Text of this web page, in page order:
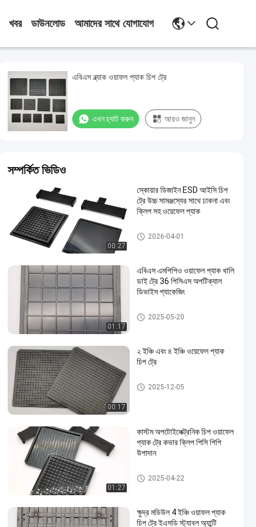
খবর ডাউনলোড আমাদের সাথে যোগাযোগ
এবিএস ব্ল্যাক ওয়াফল প্যাক চিপ ট্রে
এখন চ্যাট করুন আরও জানুন
সম্পর্কিত ভিডিও
00:27
স্কোয়ার ডিজাইন ESD আইসি চিপ
ট্রে উচ্চ সামঞ্জস্যের সাথে ঢাকনা এবং
ক্লিপ সহ ওয়েফেল প্যাক
আইসি চিপ ট্রে
2026-04-01
01:17
এবিএস এমপিপিও ওয়াফেল প্যাক খালি
ডাই ট্রে 36 পিসিএস অপটিক্যাল
ডিভাইস প্যাকেজিং
ওয়াফল প্যাক চিপ ট্রে
2025-05-20
00:17
২ ইঞ্চি এবং ৪ ইঞ্চি ওয়েফেল প্যাক
চিপ ট্রে
ওয়াফল প্যাক চিপ ট্রে
2025-12-05
01:27
কাস্টম অপটোইলেক্ট্রনিক চিপ ওয়াফেল
প্যাক ট্রে কভার ক্লিপ পিসি পিপি
উপাদান
ওয়াফল প্যাক চিপ ট্রে
2025-04-22
ক্ষুদ্র মডিউল 4 ইঞ্চি ওয়াফল প্যাক
চিপ ট্রে ইএসডি স্ট্যাবল অ্যান্টি